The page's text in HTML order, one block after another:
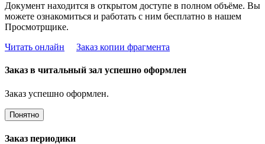
Документ находится в открытом доступе в полном объёме. Вы
можете ознакомиться и работать с ним бесплатно в нашем
Просмотрщике.
Читать онлайн
Заказ копии фрагмента
Заказ в читальный зал успешно оформлен
Заказ успешно оформлен.
Понятно
Заказ периодики